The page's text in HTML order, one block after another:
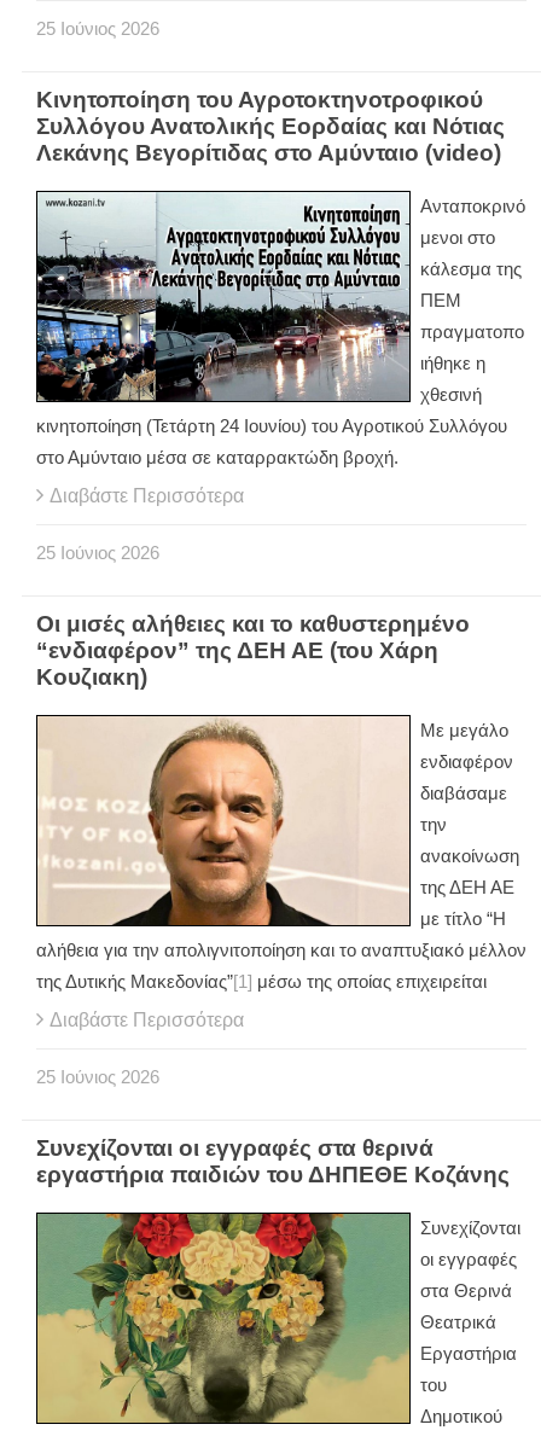
25 Ιούνιος 2026
Κινητοποίηση του Αγροτοκτηνοτροφικού
Συλλόγου Ανατολικής Εορδαίας και Νότιας
Λεκάνης Βεγορίτιδας στο Αμύνταιο (video)
Ανταποκρινό
μενοι στο
κάλεσμα της
ΠΕΜ
πραγματοπο
ιήθηκε η
χθεσινή
κινητοποίηση (Τετάρτη 24 Ιουνίου) του Αγροτικού Συλλόγου
στο Αμύνταιο μέσα σε καταρρακτώδη βροχή.
Διαβάστε Περισσότερα
25 Ιούνιος 2026
Οι μισές αλήθειες και το καθυστερημένο
“ενδιαφέρον” της ΔΕΗ ΑΕ (του Χάρη
Κουζιακη)
Με μεγάλο
ενδιαφέρον
διαβάσαμε
την
ανακοίνωση
της ΔΕΗ ΑΕ
με τίτλο “Η
αλήθεια για την απολιγνιτοποίηση και το αναπτυξιακό μέλλον
της Δυτικής Μακεδονίας”[1] μέσω της οποίας επιχειρείται
Διαβάστε Περισσότερα
25 Ιούνιος 2026
Συνεχίζονται οι εγγραφές στα θερινά
εργαστήρια παιδιών του ΔΗΠΕΘΕ Κοζάνης
Συνεχίζονται
οι εγγραφές
στα Θερινά
Θεατρικά
Εργαστήρια
του
Δημοτικού